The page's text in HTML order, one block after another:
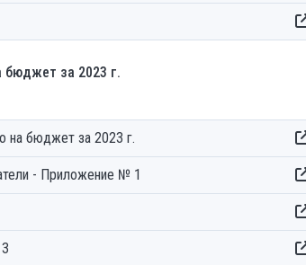
бюджет за 2023 г.
на бюджет за 2023 г.
- Приложение № 1